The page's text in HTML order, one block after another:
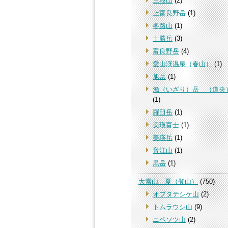
上富良野岳(1)
冬路山(1)
十勝岳(3)
富良野岳(4)
愛山渓温泉（春山）(1)
旭岳(1)
漁（いざり）岳 （道央
(1)
羅臼岳(1)
美瑛富士(1)
美瑛岳(1)
音江山(1)
黒岳(1)
大雪山 夏（登山）(750)
オプタテシケ山(2)
トムラウシ山(9)
ニペソツ山(2)